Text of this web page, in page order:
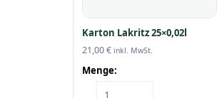
Karton Lakritz 25×0,02l
21,00€ inkl. MwSt.
Menge:
Karton